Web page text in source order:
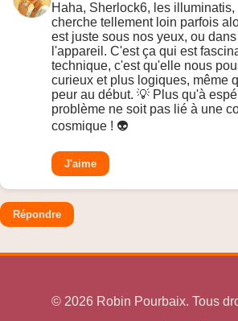
Haha, Sherlock6, les illuminatis,
cherche tellement loin parfois
est juste sous nos yeux, ou
l'appareil. C'est ça qui est
technique, c'est qu'elle nous
curieux et plus logiques, même
peur au début. 💡 Plus qu'à
problème ne soit pas lié à une
cosmique ! 👽
J'aime
Répondre
© 2026 Robin Pourbaix. Tous